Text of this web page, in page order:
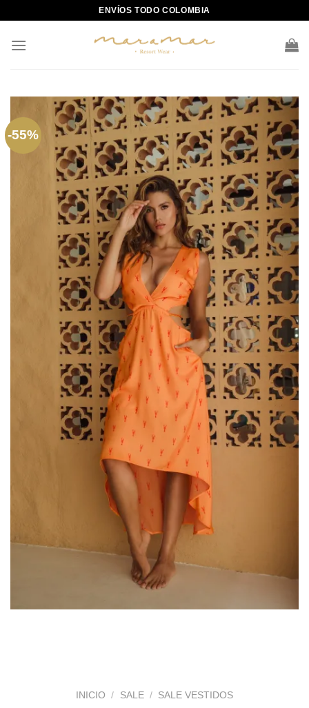
content
ENVÍOS TODO COLOMBIA
-55%
INICIO / SALE / SALE VESTIDOS